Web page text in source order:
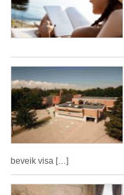
beveik visa […]